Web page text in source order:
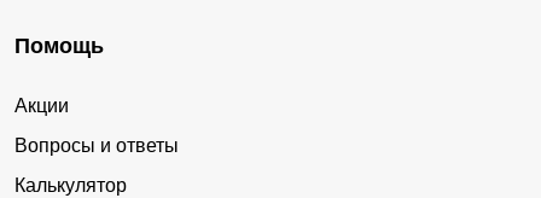
Помощь
Акции
Вопросы и ответы
Калькулятор